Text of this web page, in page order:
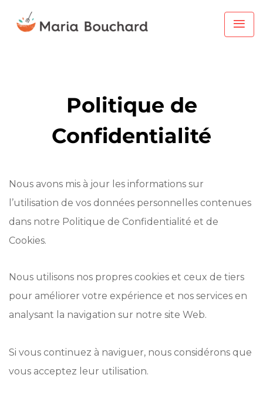
Politique de
Confidentialité
Nous avons mis à jour les informations sur
l’utilisation de vos données personnelles contenues
dans notre Politique de Confidentialité et de
Cookies.
Nous utilisons nos propres cookies et ceux de tiers
pour améliorer votre expérience et nos services en
analysant la navigation sur notre site Web.
Si vous continuez à naviguer, nous considérons que
vous acceptez leur utilisation.